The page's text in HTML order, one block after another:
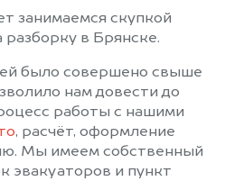
занимаемся скупкой
в Брянске.
было совершено свыше
нам довести до
работы с нашими
, расчёт, оформление
Мы имеем собственный
эвакуаторов и пункт